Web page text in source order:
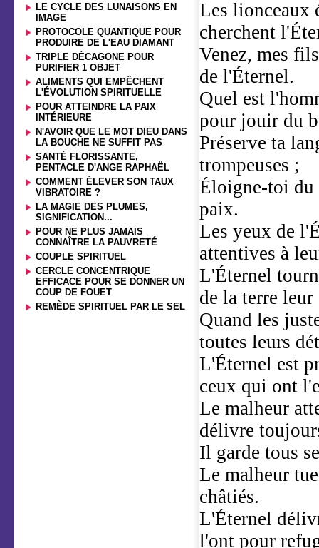
LE CYCLE DES LUNAISONS EN
IMAGE
PROTOCOLE QUANTIQUE POUR
PRODUIRE DE L'EAU DIAMANT
TRIPLE DÉCAGONE POUR
PURIFIER 1 OBJET
ALIMENTS QUI EMPÊCHENT
L'ÉVOLUTION SPIRITUELLE
POUR ATTEINDRE LA PAIX
INTÉRIEURE
N'AVOIR QUE LE MOT DIEU DANS
LA BOUCHE NE SUFFIT PAS
SANTÉ FLORISSANTE,
PENTACLE D'ANGE RAPHAËL
COMMENT ÉLEVER SON TAUX
VIBRATOIRE ?
LA MAGIE DES PLUMES,
SIGNIFICATION...
POUR NE PLUS JAMAIS
CONNAÎTRE LA PAUVRETÉ
COUPLE SPIRITUEL
CERCLE CONCENTRIQUE
EFFICACE POUR SE DONNER UN
COUP DE FOUET
REMÈDE SPIRITUEL PAR LE SEL
Les lionceaux
cherchent
Venez, mes
de l'Éternel.
Quel est
pour jouir du
Préserve ta
trompeuses ;
Éloigne-toi du
paix.
Les yeux de
attentives à
L'Éternel
de la terre
Quand les
toutes leurs
L'Éternel est
ceux qui ont
Le malheur
délivre
Il garde tous
Le malheur
châtiés.
L'Éternel
l'ont pour